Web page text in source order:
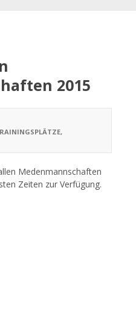
2015
,
Medenmannschaften
Zeiten zur Verfügung.